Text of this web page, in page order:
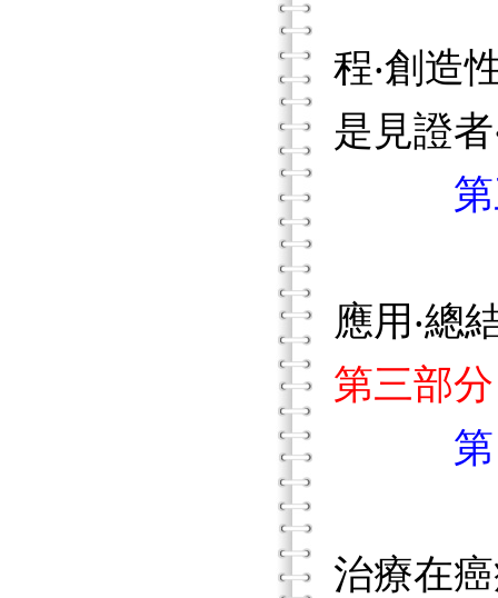
程‧創造
是見證
應用‧總
第三部
治療在